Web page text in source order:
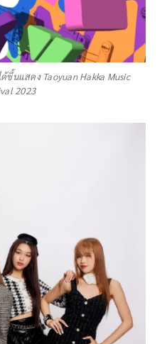
ขึ้นแสดง Taoyuan Hakka Music
2023